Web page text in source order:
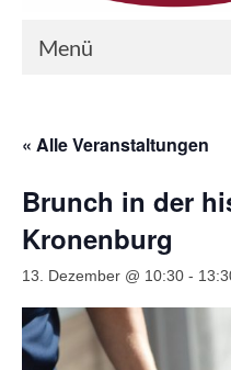
Menü
Wellness
Gastronomie
Hochzeit / Feiern / Events
Unternehmungen
Kontakt
« Alle Veranstaltungen
Brunch in der
Kronenburg
13. Dezember @ 10:30 -